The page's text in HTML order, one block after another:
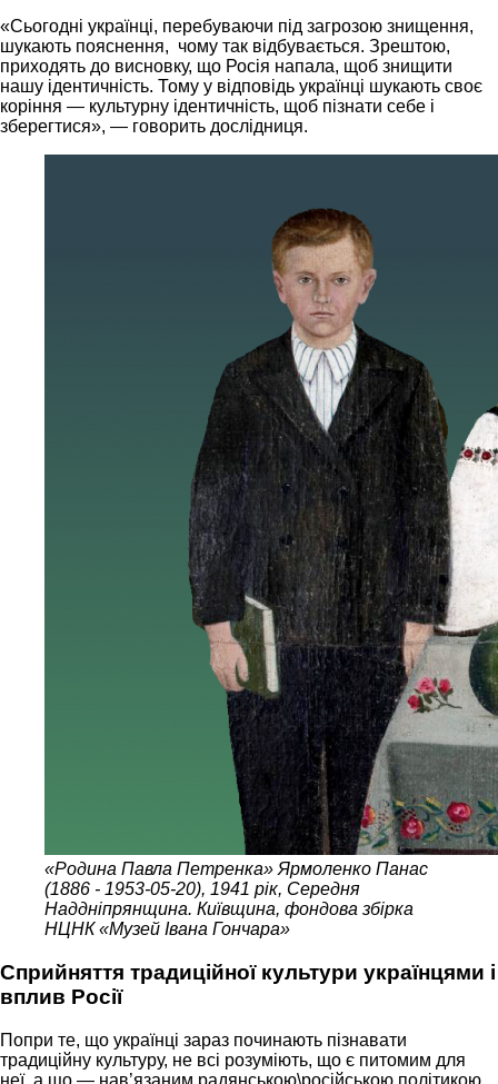
«Сьогодні українці, перебуваючи під загрозою знищення,
шукають пояснення, чому так відбувається. Зрештою,
приходять до висновку, що Росія напала, щоб знищити
нашу ідентичність. Тому у відповідь українці шукають своє
коріння — культурну ідентичність, щоб пізнати себе і
зберегтися», — говорить дослідниця.
«Родина Павла Петренка» Ярмоленко Панас
(1886 - 1953-05-20), 1941 рік, Середня
Наддніпрянщина. Київщина, фондова збірка
НЦНК «Музей Івана Гончара»
Сприйняття традиційної культури українцями і
вплив Росії
Попри те, що українці зараз починають пізнавати
традиційну культуру, не всі розуміють, що є питомим для
неї, а що — нав’язаним радянською\російською політикою.